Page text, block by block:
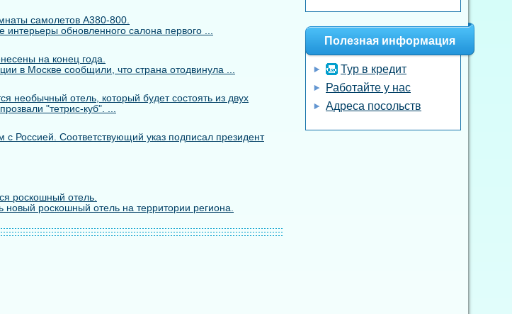
самолетов A380-800.
обновленного салона первого ...
на конец года.
в Москве сообщили, что страна отодвинула ...
необычный отель, который будет состоять из двух
"тетрис-куб". ...
Россией. Соответствующий указ подписал президент
роскошный отель.
роскошный отель на территории региона.
Полезная информация
Тур в кредит
Работайте у нас
Адреса посольств